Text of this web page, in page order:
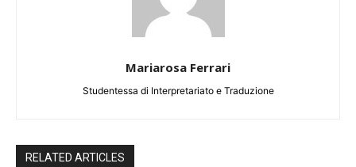
Mariarosa Ferrari
Studentessa di Interpretariato e Traduzione
RELATED ARTICLES